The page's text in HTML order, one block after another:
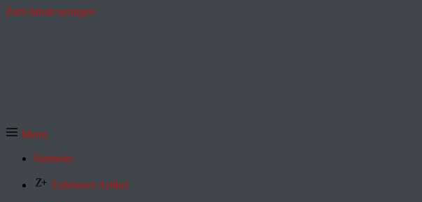
Zum Inhalt springen
Menü
Startseite
Exklusive Artikel